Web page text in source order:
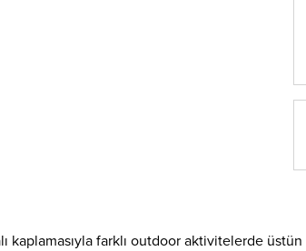
kaplamasıyla farklı outdoor aktivitelerde